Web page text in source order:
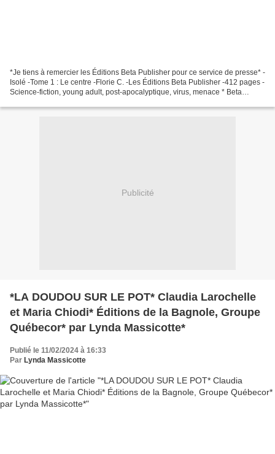
*Je tiens à remercier les Éditions Beta Publisher pour ce service de presse* -
Isolé -Tome 1 : Le centre -Florie C. -Les Éditions Beta Publisher -412 pages -
Science-fiction, young adult, post-apocalyptique, virus, menace * Beta
Publicité
*LA DOUDOU SUR LE POT* Claudia Larochelle
et Maria Chiodi* Éditions de la Bagnole, Groupe
Québecor* par Lynda Massicotte*
Publié le 11/02/2024 à 16:33
Par Lynda Massicotte